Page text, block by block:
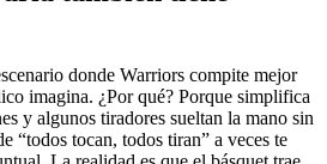
donde Warriors compite mejor
imagina. ¿Por qué? Porque simplifica
y algunos tiradores sueltan la mano sin
“todos tocan, todos tiran” a veces te